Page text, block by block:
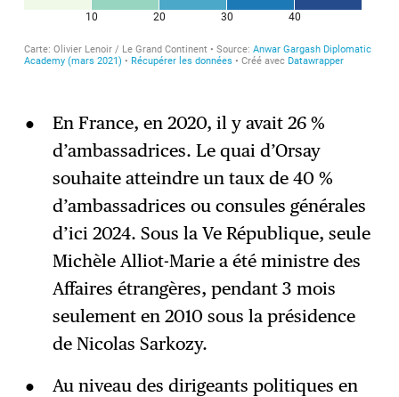
En France, en 2020, il y avait 26 %
d’ambassadrices. Le quai d’Orsay
souhaite atteindre un taux de 40 %
d’ambassadrices ou consules générales
d’ici 2024. Sous la Ve République, seule
Michèle Alliot-Marie a été ministre des
Affaires étrangères, pendant 3 mois
seulement en 2010 sous la présidence
de Nicolas Sarkozy.
Au niveau des dirigeants politiques en